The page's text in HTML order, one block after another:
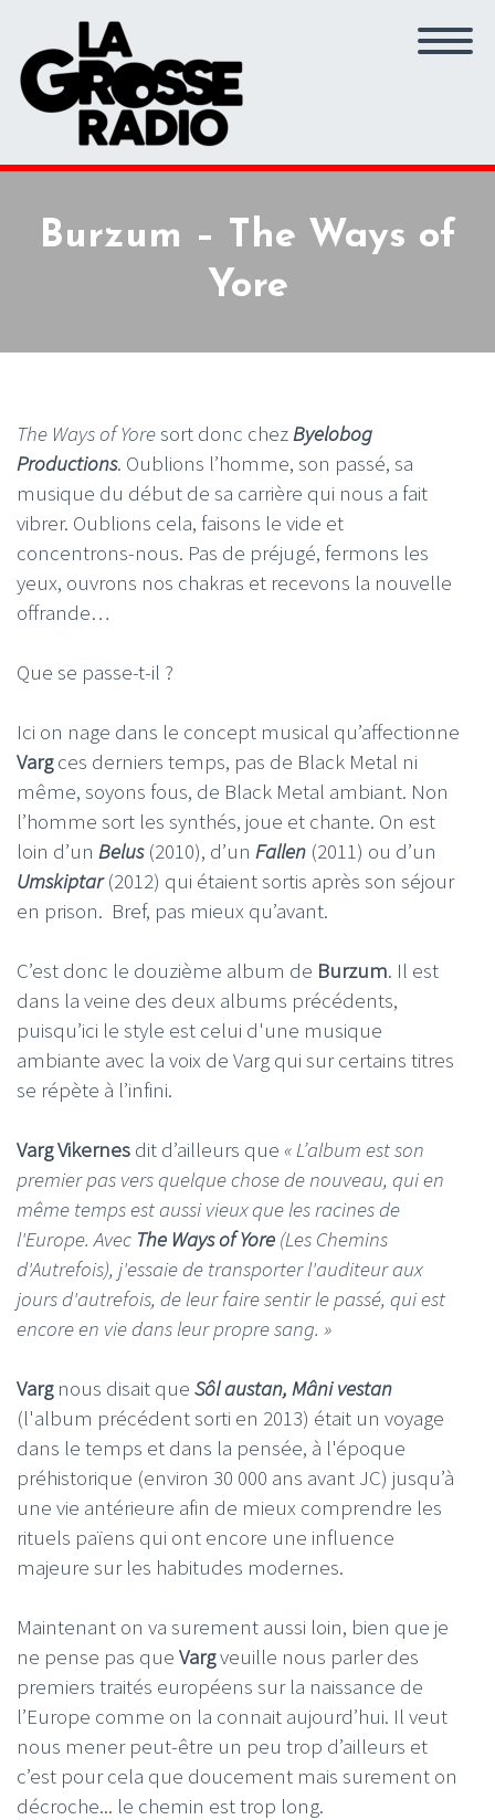
Burzum – The Ways of
Yore
The Ways of Yoresort donc chezByelobog
Productions. Oublions l’homme, son passé, sa
musique du début de sa carrière qui nous a fait
vibrer. Oublions cela, faisons le vide et
concentrons-nous. Pas de préjugé, fermons les
yeux, ouvrons nos chakras et recevons la nouvelle
offrande…
Que se passe-t-il ?
Ici on nage dans le concept musical qu’affectionne
Vargces derniers temps, pas de Black Metal ni
même, soyons fous, de Black Metal ambiant. Non
l’homme sort les synthés, joue et chante. On est
loin d’un Belus(2010), d’un Fallen (2011) ou d’un
Umskiptar(2012) qui étaient sortis après son séjour
en prison. Bref, pas mieux qu’avant.
C’est donc le douzième album de Burzum. Il est
dans la veine des deux albums précédents,
puisqu’ici le style est celui d'une musique
ambiante avec la voix de Varg qui sur certains titres
se répète à l’infini.
Varg Vikernes dit d’ailleurs que « L’album est son
premier pas vers quelque chose de nouveau, qui en
même temps est aussi vieux que les racines de
l'Europe. Avec The Ways of Yore (Les Chemins
d'Autrefois), j'essaie de transporter l'auditeur aux
jours d'autrefois, de leur faire sentir le passé, qui est
encore en vie dans leur propre sang. »
Varg nous disait que Sôl austan, Mâni vestan
(l'album précédent sorti en 2013) était un voyage
dans le temps et dans la pensée, à l'époque
préhistorique (environ 30 000 ans avant JC) jusqu’à
une vie antérieure afin de mieux comprendre les
rituels païens qui ont encore une influence
majeure sur les habitudes modernes.
Maintenant on va surement aussi loin, bien que je
ne pense pas que Vargveuille nous parler des
premiers traités européens sur la naissance de
l’Europe comme on la connait aujourd’hui. Il veut
nous mener peut-être un peu trop d’ailleurs et
c’est pour cela que doucement mais surement on
décroche... le chemin est trop long.